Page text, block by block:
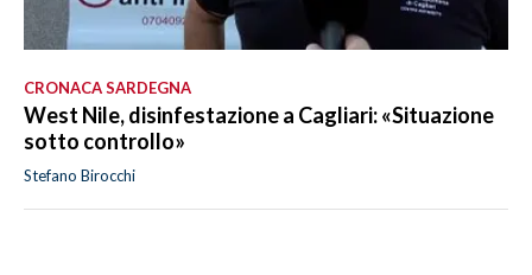
CRONACA SARDEGNA
West Nile, disinfestazione a Cagliari: «Situazione
sotto controllo»
Stefano Birocchi